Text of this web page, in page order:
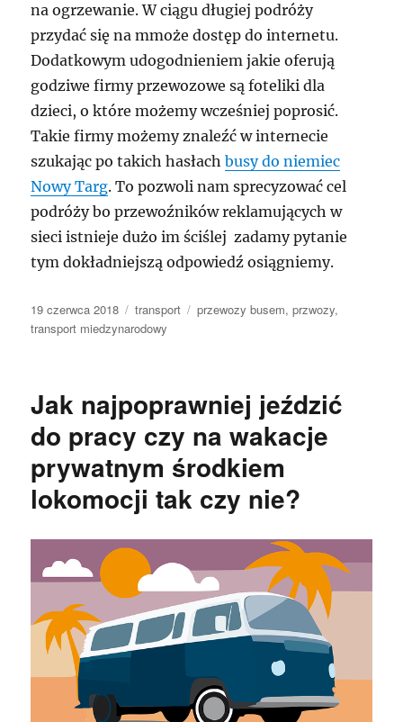
na ogrzewanie. W ciągu długiej podróży
przydać się na mmoże dostęp do internetu.
Dodatkowym udogodnieniem jakie oferują
godziwe firmy przewozowe są foteliki dla
dzieci, o które możemy wcześniej poprosić.
Takie firmy możemy znaleźć w internecie
szukając po takich hasłachbusy do niemiec
Nowy Targ. To pozwoli nam sprecyzować cel
podróży bo przewoźników reklamujących w
sieci istnieje dużo im ściślej zadamy pytanie
tym dokładniejszą odpowiedź osiągniemy.
Data
publikacji
19 czerwca 2018 Kategorie
transport Tagi
przewozy busem,przwozy,
transport miedzynarodowy
Jak najpoprawniej jeździć
do pracy czy na wakacje
prywatnym środkiem
lokomocji tak czy nie?